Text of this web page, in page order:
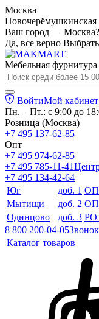
Москва
Ваш город — Москва?
Да, все верно
Мебельная фурнитура
ВойтиМой кабинет
Пн. – Пт.: с 9:00 до
Розница (Москва)
+7 495 137-62-85
Опт
+7 495 974-62-85
+7 495 785-11-41
+7 495 134-42-64
Юг
доб. 1
Мытищи
доб. 2
Одинцово
доб. 3
8 800 200-04-05
Каталог товаров